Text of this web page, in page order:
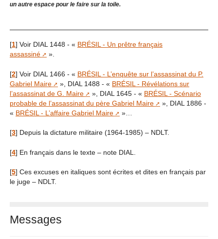
un autre espace pour le faire sur la toile.
[1] Voir DIAL 1448 - « BRÉSIL - Un prêtre français
assassiné
».
[2] Voir DIAL 1466 - « BRÉSIL - L’enquête sur l’assassinat du P.
Gabriel Maire
», DIAL 1488 - « BRÉSIL - Révélations sur
l’assassinat de G. Maire
», DIAL 1645 - « BRÉSIL - Scénario
probable de l’assassinat du père Gabriel Maire
», DIAL 1886 -
« BRÉSIL - L’affaire Gabriel Maire »…
[3] Depuis la dictature militaire (1964-1985) – NDLT.
[4] En français dans le texte – note DIAL.
[5] Ces excuses en italiques sont écrites et dites en français par
le juge – NDLT.
Messages